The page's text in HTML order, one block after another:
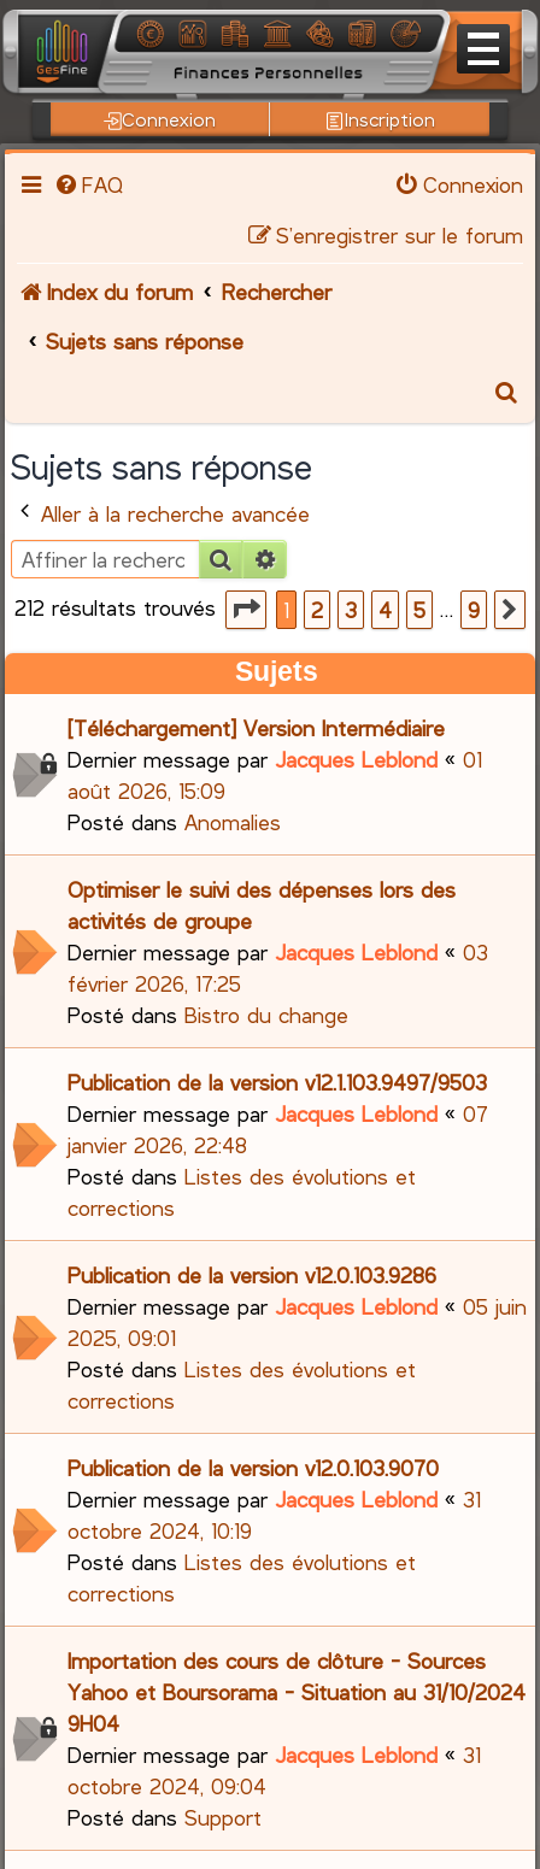
Connexion Inscription
FAQ
Connexion
S’enregistrer sur le forum
Index du forum
Rechercher
Sujets sans réponse
e
r
Sujets sans réponse
Aller à la recherche avancée
Rechercher
212 résultats trouvés
Page1sur
1 2 3 4 5 … 9
Sujets
[Téléchargement] Version Intermédiaire
Dernier message parJacques Leblond «01
août 2026, 15:09
Posté dansAnomalies
Optimiser le suivi des dépenses lors des
activités de groupe
Dernier message parJacques Leblond «03
février 2026, 17:25
Posté dansBistro du change
Publication de la version v12.1.103.9497/9503
Dernier message parJacques Leblond «07
janvier 2026, 22:48
Posté dansListes des évolutions et
corrections
Publication de la version v12.0.103.9286
Dernier message parJacques Leblond «05 juin
2025, 09:01
Posté dansListes des évolutions et
corrections
Publication de la version v12.0.103.9070
Dernier message parJacques Leblond «31
octobre 2024, 10:19
Posté dansListes des évolutions et
corrections
Importation des cours de clôture - Sources
Yahoo et Boursorama - Situation au 31/10/2024
9H04
Dernier message parJacques Leblond «31
octobre 2024, 09:04
Posté dansSupport